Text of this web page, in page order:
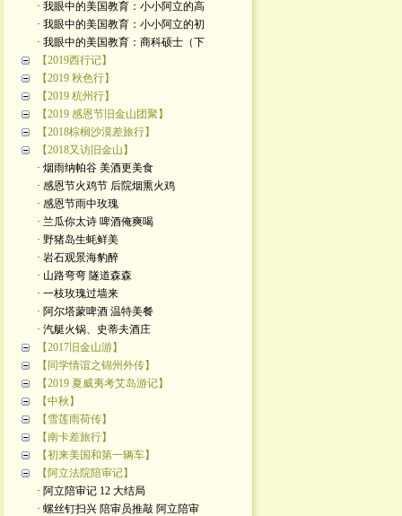
· 我眼中的美国教育：小小阿立的高
· 我眼中的美国教育：小小阿立的初
· 我眼中的美国教育：商科硕士（下
【2019西行记】
【2019 秋色行】
【2019 杭州行】
【2019 感恩节旧金山团聚】
【2018棕榈沙漠差旅行】
【2018又访旧金山】
· 烟雨纳帕谷 美酒更美食
· 感恩节火鸡节 后院烟熏火鸡
· 感恩节雨中玫瑰
· 兰瓜你太诗 啤酒俺爽喝
· 野猪岛生蚝鲜美
· 岩石观景海豹醉
· 山路弯弯 隧道森森
· 一枝玫瑰过墙来
· 阿尔塔蒙啤酒 温特美餐
· 汽艇火锅、史蒂夫酒庄
【2017旧金山游】
【同学情谊之锦州外传】
【2019 夏威夷考艾岛游记】
【中秋】
【雪莲雨荷传】
【南卡差旅行】
【初来美国和第一辆车】
【阿立法院陪审记】
· 阿立陪审记 12 大结局
· 螺丝钉扫兴 陪审员推敲 阿立陪审